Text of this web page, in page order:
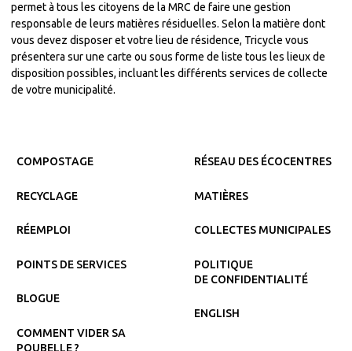
permet à tous les citoyens de la MRC de faire une gestion
responsable de leurs matières résiduelles. Selon la matière dont
vous devez disposer et votre lieu de résidence, Tricycle vous
présentera sur une carte ou sous forme de liste tous les lieux de
disposition possibles, incluant les différents services de collecte
de votre municipalité.
COMPOSTAGE
RECYCLAGE
RÉEMPLOI
POINTS DE SERVICES
BLOGUE
COMMENT VIDER SA
POUBELLE ?
RÉSEAU DES ÉCOCENTRES
MATIÈRES
COLLECTES MUNICIPALES
POLITIQUE
DE CONFIDENTIALITÉ
ENGLISH